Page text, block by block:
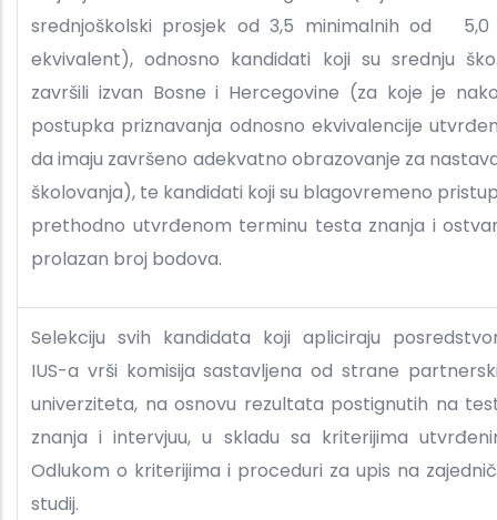
srednjoškolski prosjek od 3,5 minimalnih od 5,0
ekvivalent), odnosno kandidati koji su srednju
završili izvan Bosne i Hercegovine (za koje je
postupka priznavanja odnosno ekvivalencije
da imaju završeno adekvatno obrazovanje za
školovanja), te kandidati koji su blagovremeno
prethodno utvrđenom terminu testa znanja i
prolazan broj bodova.
Selekciju svih kandidata koji apliciraju
IUS-a vrši komisija sastavljena od strane
univerziteta, na osnovu rezultata postignutih na
znanja i intervjuu, u skladu sa kriterijima
Odlukom o kriterijima i proceduri za upis na
studij.